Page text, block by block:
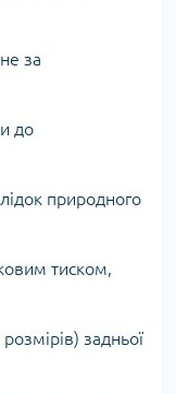
за
до
природного
тиском,
задньої